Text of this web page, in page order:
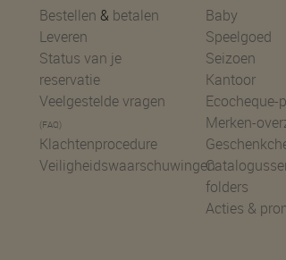
Bestellen & betalen
Leveren
Status van je
reservatie
Veelgestelde vragen
(FAQ)
Klachtenprocedure
Veiligheidswaarschuwingen
Baby
Speelgoed
Seizoen
Kantoor
Ecocheque-
Merken-
folders
Acties &